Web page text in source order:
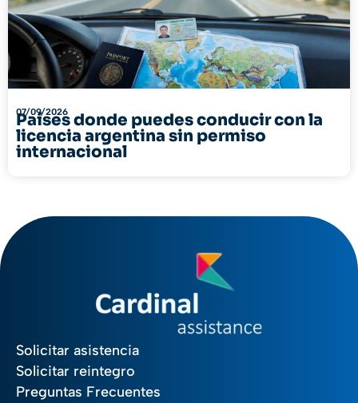
07/09/2026
Países donde puedes conducir con la
licencia argentina sin permiso
internacional
Solicitar asistencia
Solicitar reintegro
Preguntas Frecuentes